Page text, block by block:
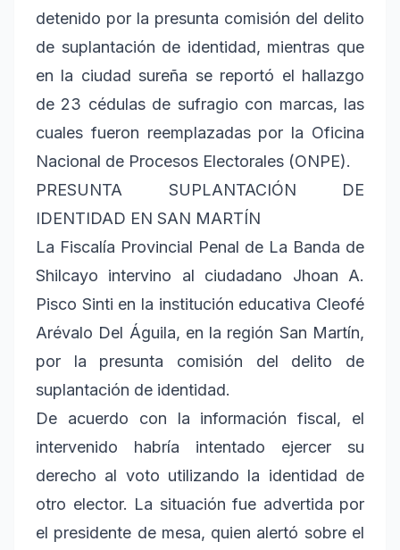
detenido por la presunta comisión del delito
de suplantación de identidad, mientras que
en la ciudad sureña se reportó el hallazgo
de 23 cédulas de sufragio con marcas, las
cuales fueron reemplazadas por la Oficina
Nacional de Procesos Electorales (ONPE).
PRESUNTA SUPLANTACIÓN DE
IDENTIDAD EN SAN MARTÍN
La Fiscalía Provincial Penal de La Banda de
Shilcayo intervino al ciudadano Jhoan A.
Pisco Sinti en la institución educativa Cleofé
Arévalo Del Águila, en la región San Martín,
por la presunta comisión del delito de
suplantación de identidad.
De acuerdo con la información fiscal, el
intervenido habría intentado ejercer su
derecho al voto utilizando la identidad de
otro elector. La situación fue advertida por
el presidente de mesa, quien alertó sobre el